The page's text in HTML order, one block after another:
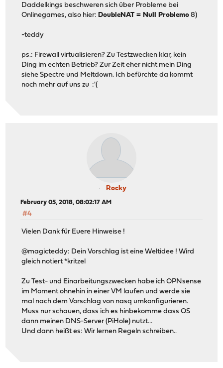
Daddelkings beschweren sich über Probleme bei
Onlinegames, also hier:DoubleNAT = Null Problemo 8)
-teddy
ps.: Firewall virtualisieren? Zu Testzwecken klar, kein
Ding im echten Betrieb? Zur Zeit eher nicht mein Ding
siehe Spectre und Meltdown. Ich befürchte da kommt
noch mehr auf uns zu :'(
Rocky
February 05, 2018, 08:02:17 AM
#4
Vielen Dank für Euere Hinweise !
@magicteddy: Dein Vorschlag ist eine Weltidee ! Wird
gleich notiert *kritzel
Zu Test- und Einarbeitungszwecken habe ich OPNsense
im Moment ohnehin in einer VM laufen und werde sie
mal nach dem Vorschlag von nasq umkonfigurieren.
Muss nur schauen, dass ich es hinbekomme dass OS
dann meinen DNS-Server (PiHole) nutzt...
Und dann heißt es: Wir lernen Regeln schreiben..